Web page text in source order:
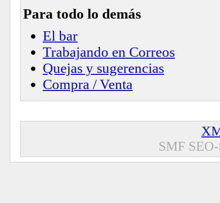
Para todo lo demás
El bar
Trabajando en Correos
Quejas y sugerencias
Compra / Venta
SMF